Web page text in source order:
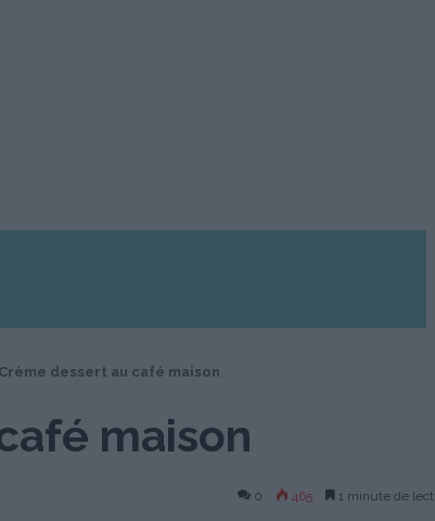
Crème dessert au café maison
maison
0 465 1 minute de